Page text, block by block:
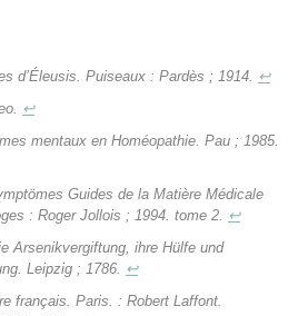
d’Éleusis. Puiseaux : Pardès ; 1914.
↩
↩
mentaux en Homéopathie. Pau ; 1985.
Guides de la Matière Médicale
: Roger Jollois ; 1994. tome 2.
↩
Arsenikvergiftung, ihre Hülfe und
. Leipzig ; 1786.
↩
français. Paris. : Robert Laffont.